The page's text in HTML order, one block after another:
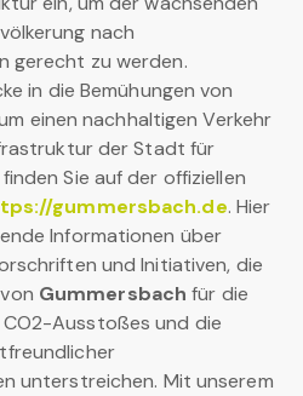
nach
gerecht zu werden.
in die Bemühungen von
einen nachhaltigen Verkehr
der Stadt für
Sie auf der offiziellen
gummersbach.de. Hier
Informationen über
und Initiativen, die
Gummersbach für die
Ausstoßes und die
unterstreichen. Mit unserem